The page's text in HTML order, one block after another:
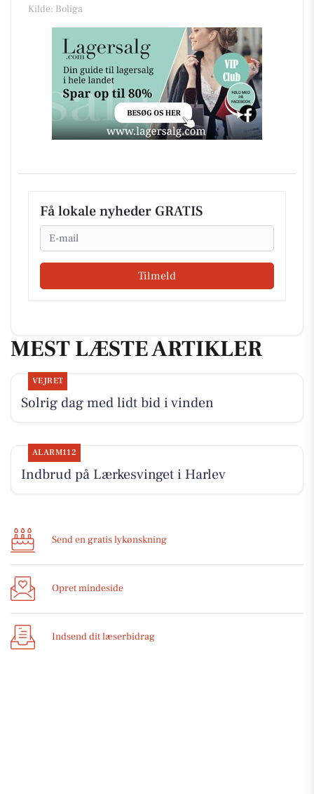
Kilde: Boliga
Få lokale nyheder GRATIS
Email
Tilmeld
MEST LÆSTE ARTIKLER
VEJRET
Solrig dag med lidt bid i vinden
ALARM112
Indbrud på Lærkesvinget i Harlev
Send en gratis lykønskning
Opret mindeside
Indsend dit læserbidrag